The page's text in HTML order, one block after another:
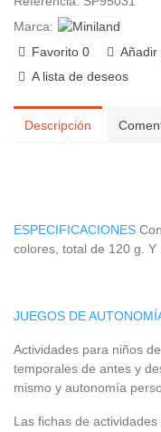
Marca:
Favorito 0 Añadir
A lista de deseos
Descripción
ESPECIFICACIONES
colores, total de 120 g. Y
JUEGOS DE
Actividades para niños
temporales de antes y
mismo y autonomía
Las fichas de